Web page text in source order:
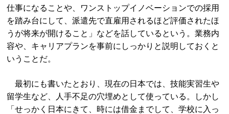
仕事になることや、ワンストップイノベーションでの採用
を踏み台にして、派遣先で直雇用されるほど評価されたほ
うが将来が開けること」などを話しているという。業務内
容や、キャリアプランを事前にしっかりと説明しておくと
いうことだ。
最初にも書いたとおり、現在の日本では、技能実習生や
留学生など、人手不足の穴埋めとして使っている。しかし
「せっかく日本にきて、時には借金までして、学校に入っ